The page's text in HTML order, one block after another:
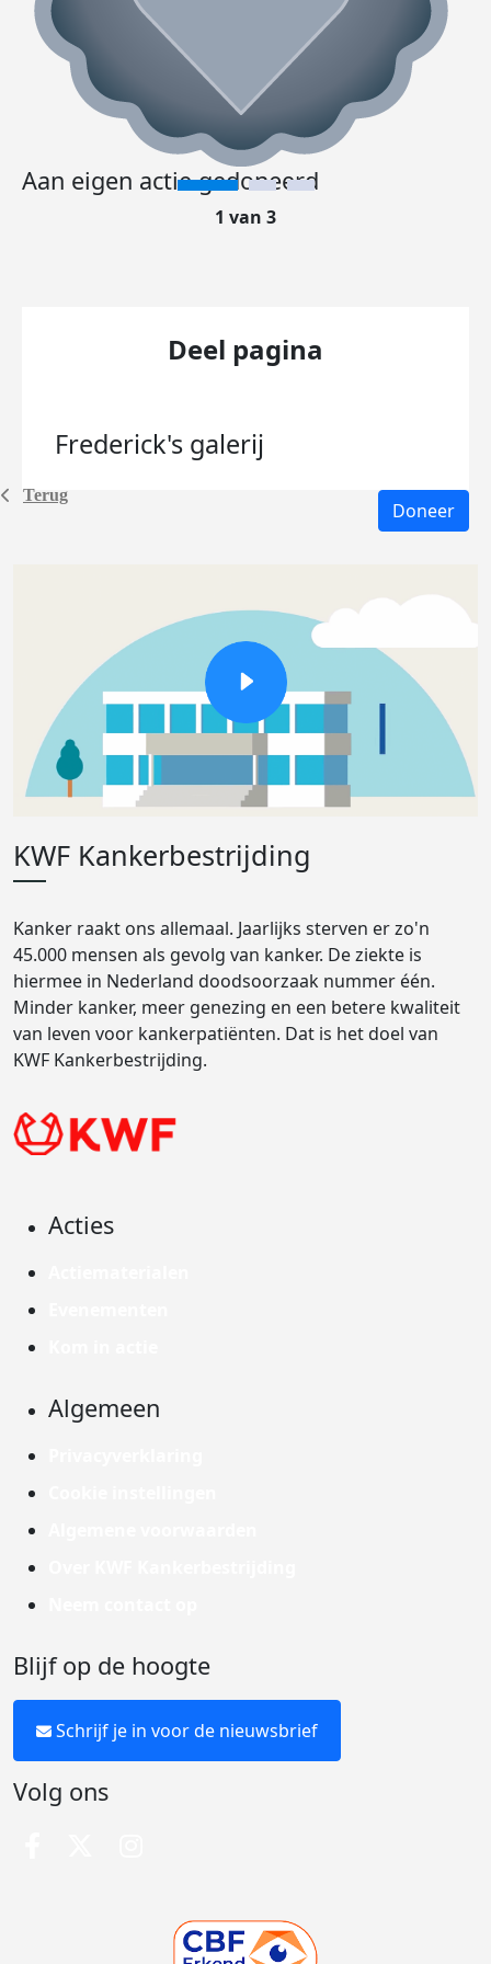
Terug
Aan eigen actie gedoneerd
1 van 3
Deel pagina
Frederick's galerij
Doneer
KWF Kankerbestrijding
Kanker raakt ons allemaal. Jaarlijks sterven er zo'n
45.000 mensen als gevolg van kanker. De ziekte is
hiermee in Nederland doodsoorzaak nummer één.
Minder kanker, meer genezing en een betere kwaliteit
van leven voor kankerpatiënten. Dat is het doel van
KWF Kankerbestrijding.
Acties
Algemeen
Blijf op de hoogte
Schrijf je in voor de nieuwsbrief
Volg ons